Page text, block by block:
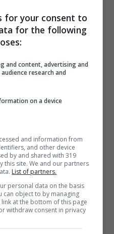
che la
alla figlia più
relazione con
for your consent to
for the following
and content, advertising and
research and
on a device
and information from
and other device
by and shared with 319
this site. We and our partners
List of partners.
personal data on the basis
can object to by managing
at the bottom of this page
withdraw consent in privacy